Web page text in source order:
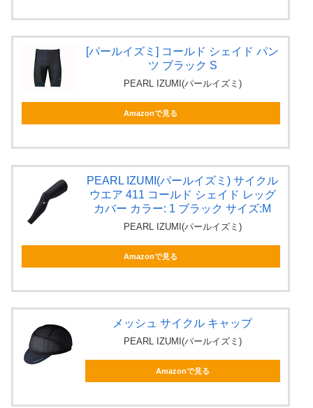
[パールイズミ] コールド シェイド パン
ツ ブラック S
PEARL IZUMI(パールイズミ)
Amazonで見る
PEARL IZUMI(パールイズミ) サイクル
ウエア 411 コールド シェイド レッグ
カバー カラー: 1 ブラック サイズ:M
PEARL IZUMI(パールイズミ)
Amazonで見る
メッシュ サイクル キャップ
PEARL IZUMI(パールイズミ)
Amazonで見る